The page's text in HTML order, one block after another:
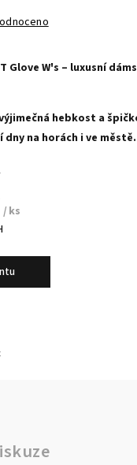
Glove W's – luxusní
hebkost a
na horách i ve městě.
/ ks